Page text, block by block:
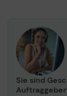
Sie sind